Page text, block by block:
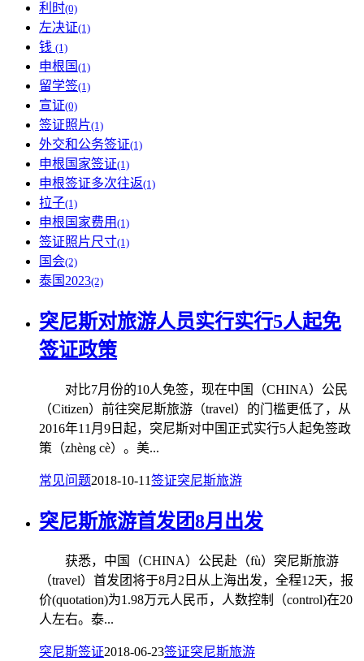
利时(0)
左决证(1)
钱 (1)
申根国 (1)
留学签(1)
宣证(0)
签证照片(1)
外交和公务签证(1)
申根国家签证(1)
申根签证多次往返(1)
拉子(1)
申根国家费用 (1)
签证照片尺寸(1)
国会(2)
泰国2023(2)
突尼斯对旅游人员实行实行5人起免
签证政策
对比7月份的10人免签，现在中国（CHINA）公民
（Citizen）前往突尼斯旅游（travel）的门槛更低了，从
2016年11月9日起，突尼斯对中国正式实行5人起免签政
策（zhèng cè）。美...
常见问题2018-10-11签证突尼斯旅游
突尼斯旅游首发团8月出发
获悉，中国（CHINA）公民赴（fù）突尼斯旅游
（travel）首发团将于8月2日从上海出发，全程12天，报
价(quotation)为1.98万元人民币，人数控制（control)在20
人左右。泰...
突尼斯签证2018-06-23签证突尼斯旅游